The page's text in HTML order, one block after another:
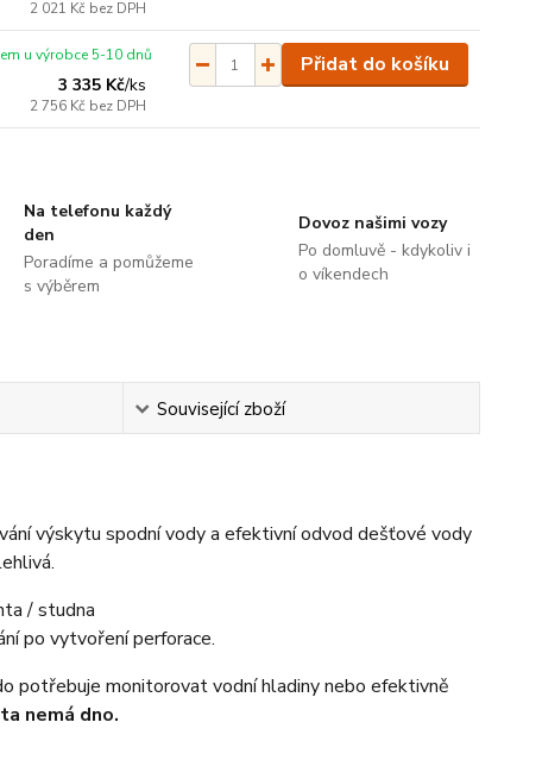
2 021 Kč bez DPH
3 335 Kč/ks
2 756 Kč bez DPH
u výrobce 5-10 dnů Přidat do košíku
Na telefonu každý
den
Poradíme a pomůžeme
s výběrem
Dovoz našimi vozy
Po domluvě - kdykoliv i
o víkendech
Související zboží
výskytu spodní vody a efektivní odvod dešťové vody
po vytvoření perforace.
potřebuje monitorovat vodní hladiny nebo efektivně
nemá dno.